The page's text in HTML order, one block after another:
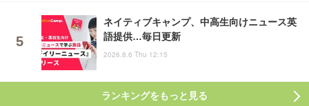
ネイティブキャンプ、中高生向けニュース英
語提供…毎日更新
2026.8.6 Thu 12:15
ランキングをもっと見る